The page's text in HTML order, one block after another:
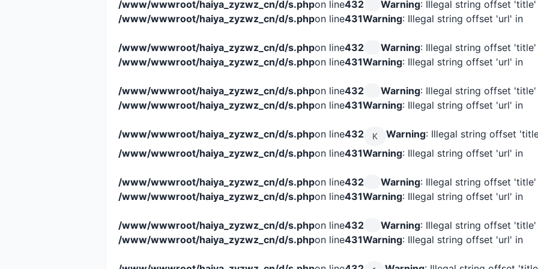
/www/wwwroot/haiya_zyzwz_cn/d/s.phpon line432 Warning: Illegal string offset 'title'
/www/wwwroot/haiya_zyzwz_cn/d/s.phpon line431Warning: Illegal string offset 'url' in
/www/wwwroot/haiya_zyzwz_cn/d/s.phpon line432 Warning: Illegal string offset 'title'
/www/wwwroot/haiya_zyzwz_cn/d/s.phpon line431Warning: Illegal string offset 'url' in
/www/wwwroot/haiya_zyzwz_cn/d/s.phpon line432 Warning: Illegal string offset 'title'
/www/wwwroot/haiya_zyzwz_cn/d/s.phpon line431Warning: Illegal string offset 'url' in
/www/wwwroot/haiya_zyzwz_cn/d/s.phpon line432 K Warning: Illegal string offset
/www/wwwroot/haiya_zyzwz_cn/d/s.phpon line431Warning: Illegal string offset 'url' in
/www/wwwroot/haiya_zyzwz_cn/d/s.phpon line432 Warning: Illegal string offset 'title'
/www/wwwroot/haiya_zyzwz_cn/d/s.phpon line431Warning: Illegal string offset 'url' in
/www/wwwroot/haiya_zyzwz_cn/d/s.phpon line432 Warning: Illegal string offset 'title'
/www/wwwroot/haiya_zyzwz_cn/d/s.phpon line431Warning: Illegal string offset 'url' in